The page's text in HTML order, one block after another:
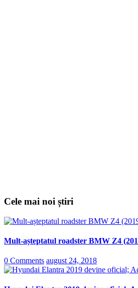
Cele mai noi știri
Mult-așteptatul roadster BMW Z4
0 Comments august 24, 2018